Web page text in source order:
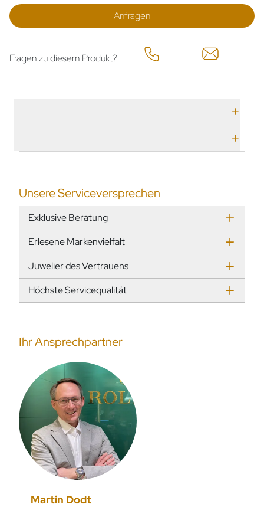
Anfragen
Fragen zu diesem Produkt?
Ihr Ansprechpartner
Martin Dodt
Unsere Serviceversprechen
Exklusive Beratung
Erlesene Markenvielfalt
Juwelier des Vertrauens
Höchste Servicequalität